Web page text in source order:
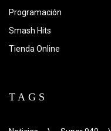
Programación
Smash Hits
Tienda Online
TAGS